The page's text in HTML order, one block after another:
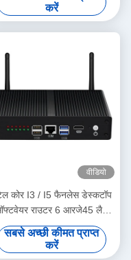
करें
वीडियो
कोर I3 / I5 फैनलेस डेस्कटॉप
राउटर 6 आरजे45 लैन
डीडीआर3 8 जीबी रैम
सबसे अच्छी कीमत प्राप्त
करें